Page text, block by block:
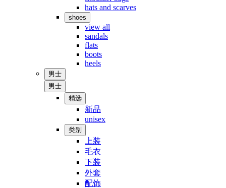
hats and scarves
shoes
view all
sandals
flats
boots
heels
男士
男士
精选
新品
unisex
类别
上装
毛衣
下装
外套
配饰